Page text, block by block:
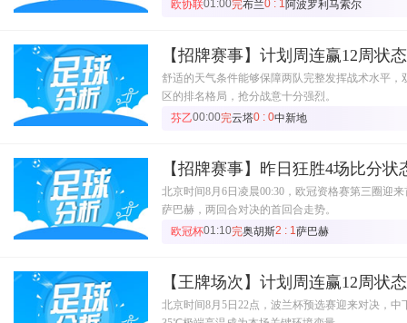
欧协联01:00完布兰0 : 1阿波罗利马索尔
【招牌赛事】计划周连赢12周状
舒适的天气条件能够保障两队完整发挥战术水平
区的排名格局，抢分战意十分强烈。
芬乙00:00完云塔0 : 0中新地
【招牌赛事】昨日狂胜4场比分状
北京时间8月6日凌晨00:30，欧冠资格赛第三圈迎
萨巴赫，两回合对决的首回合走势。
欧冠杯01:10完奥胡斯2 : 1萨巴赫
【王牌场次】计划周连赢12周状
北京时间8月5日22点，波兰杯预选赛迎来对决，